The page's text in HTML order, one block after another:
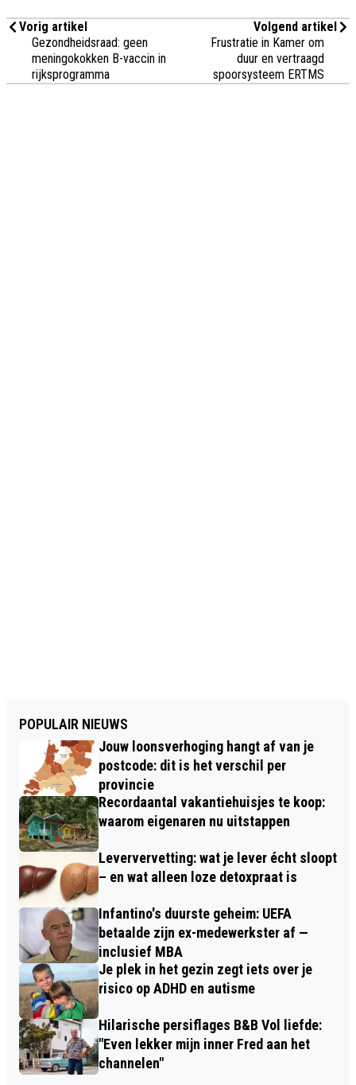
Vorig artikel
Gezondheidsraad: geen
meningokokken B-vaccin in
rijksprogramma
Volgend artikel
Frustratie in Kamer om
duur en vertraagd
spoorsysteem ERTMS
POPULAIR NIEUWS
Jouw loonsverhoging hangt af van je
postcode: dit is het verschil per
provincie
Recordaantal vakantiehuisjes te koop:
waarom eigenaren nu uitstappen
Leververvetting: wat je lever écht sloopt
– en wat alleen loze detoxpraat is
Infantino's duurste geheim: UEFA
betaalde zijn ex-medewerkster af —
inclusief MBA
Je plek in het gezin zegt iets over je
risico op ADHD en autisme
Hilarische persiflages B&B Vol liefde:
"Even lekker mijn inner Fred aan het
channelen"